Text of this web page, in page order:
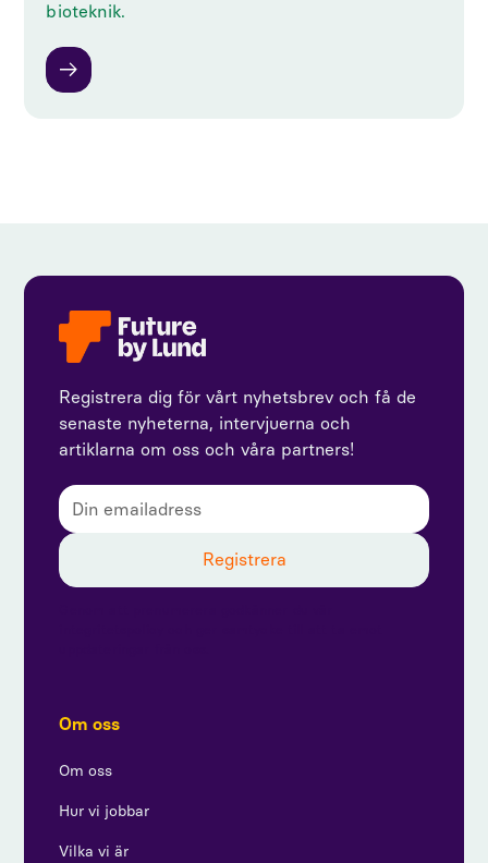
bioteknik.
Registrera dig för vårt nyhetsbrev och få de
senaste nyheterna, intervjuerna och
artiklarna om oss och våra partners!
Om oss
Om oss
Hur vi jobbar
Vilka vi är